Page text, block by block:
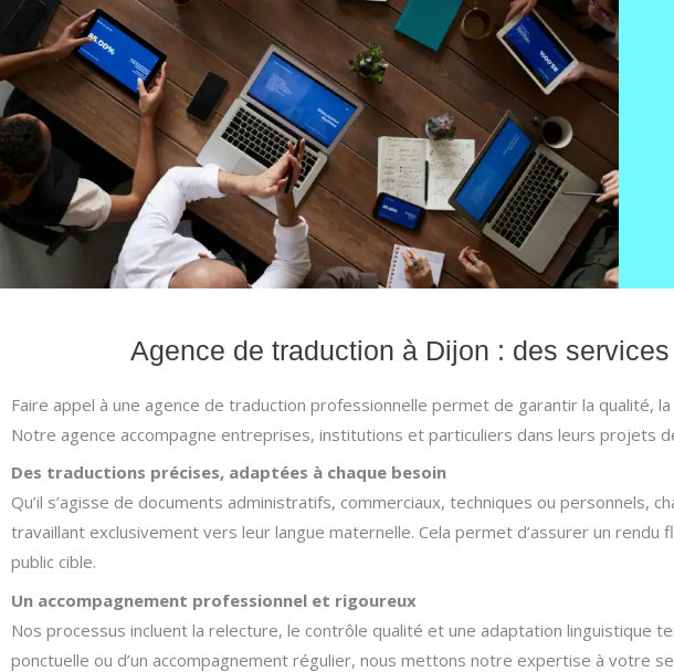
Agence de traduction à Dijon : des
Faire appel à une agence de traduction professionnelle permet de garantir la qualité,
Notre agence accompagne entreprises, institutions et particuliers dans leurs projets
Des traductions précises, adaptées à chaque besoin
Qu’il s’agisse de documents administratifs, commerciaux, techniques ou
travaillant exclusivement vers leur langue maternelle. Cela permet d’assurer un
public cible.
Un accompagnement professionnel et rigoureux
Nos processus incluent la relecture, le contrôle qualité et une adaptation linguistique
ponctuelle ou d’un accompagnement régulier, nous mettons notre expertise à votre